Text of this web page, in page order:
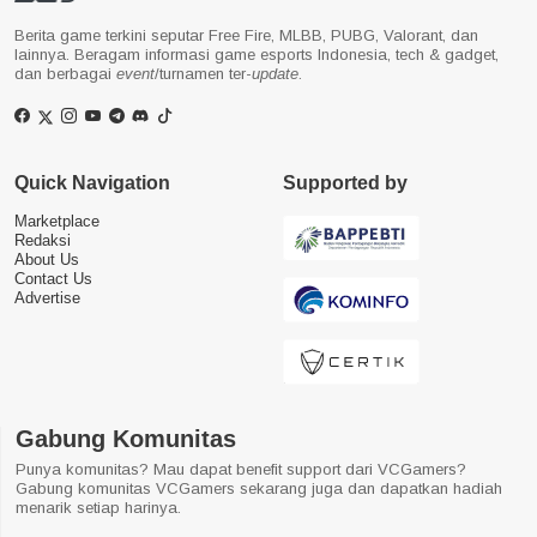
Berita game terkini seputar Free Fire, MLBB, PUBG, Valorant, dan
lainnya. Beragam informasi game esports Indonesia, tech & gadget,
dan berbagai event/turnamen ter-update
Quick Navigation
Marketplace
Redaksi
About Us
Contact Us
Advertise
Supported by
Gabung Komunitas
Punya komunitas? Mau dapat benefit support dari VCGamers?
Gabung komunitas VCGamers sekarang juga dan dapatkan hadiah
menarik setiap harinya.